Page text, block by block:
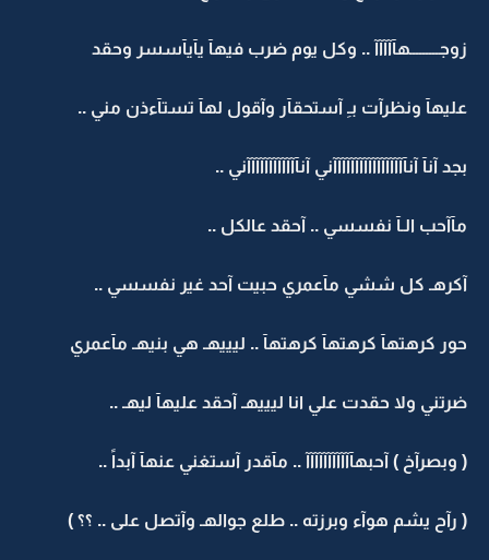
زوجـــــــــهآآآآآ .. وكل يوم ضرب فيهآ يآيآسسر وحقد
عليهآ ونظرآت بـِ آستحقآر وآقول لهآ تستآءذن مني ..
بجد آنآ آنآآآآآآآآآآآآآآآآآني آنآآآآآآآآآآآآني ..
مآآحب الـآ نفسسي .. آحقد عالكل ..
آكرهـ كل ششي مآعمري حبيت آحد غير نفسسي ..
حور كرهتهآ كرهتهآ كرهتهآ .. ليييهـ هي بنيهـ مآعمري
ضرتني ولا حقدت علي انا ليييهـ آحقد عليهآ ليهـ ..
( وبصرآخ ) آحبهآآآآآآآآآآآ .. مآقدر آستغني عنهآ آبداً ..
( رآح يشم هوآء وبرزته .. طلع جوالهـ وآتصل على .. ؟؟ )